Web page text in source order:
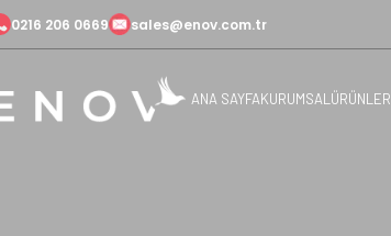
0216 206 0669 sales@enov.com.tr
ANA SAYFAKURUMSAL ÜRÜNLER